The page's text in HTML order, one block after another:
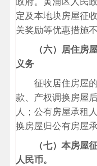
定及本地块房屋征
关奖励等优惠措施
（六）居住房
义务
征收居住房屋
款、产权调换房屋
人；公有房屋承租
换房屋归公有房屋
（七）本房屋
人民币。